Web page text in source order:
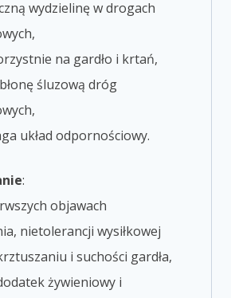
wydzielinę w drogach
na gardło i krtań,
śluzową dróg
układ odpornościowy.
:
objawach
nietolerancji wysiłkowej
i suchości gardła,
żywieniowy i